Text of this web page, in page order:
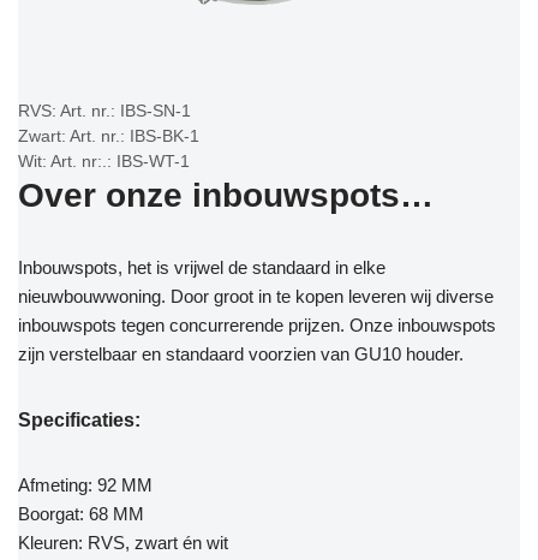
RVS: Art. nr.: IBS-SN-1
Zwart: Art. nr.: IBS-BK-1
Wit: Art. nr:.: IBS-WT-1
Over onze inbouwspots…
Inbouwspots, het is vrijwel de standaard in elke
nieuwbouwwoning. Door groot in te kopen leveren wij diverse
inbouwspots tegen concurrerende prijzen. Onze inbouwspots
zijn verstelbaar en standaard voorzien van GU10 houder.
Specificaties:
Afmeting: 92 MM
Boorgat: 68 MM
Kleuren: RVS, zwart én wit